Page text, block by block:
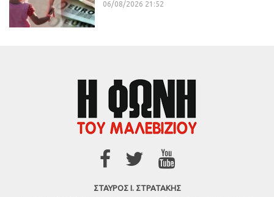
06/08/2026 21:52
ΣΤΑΥΡΟΣ Ι. ΣΤΡΑΤΑΚΗΣ